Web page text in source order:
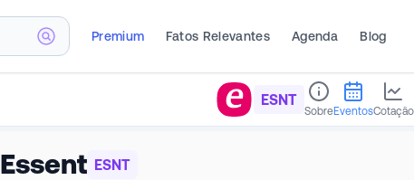
Premium Fatos Relevantes Agenda Blog
ESNT
SobreEventosCotação
Essent ESNT